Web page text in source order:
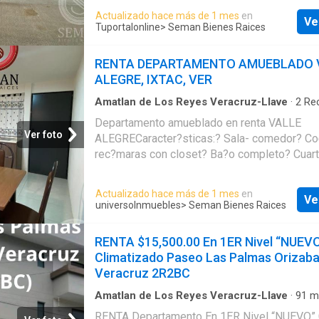
principal? Primer nivel Amenidades
electrico al entrar a la privada ? Cancha de
Palapa de eventos ? ?rea de juegos
fraccionamiento.A cinco minutos de
mascotas.Publicado por Seman Bienes
Inmomap en TuPortalOnline
Actualizado hace más de 1 mes en
Tuportalonline> Seman Bienes Raices
Ver foto
RENTA DEPARTAMENTO AMUEBLADO
ALEGRE, IXTAC, VER
Amatlan de Los Reyes Veracruz-Llave · 2
Departamento amueblado en renta VALLE
ALEGRECaracter?sticas:? Sala- comedor?
rec?maras con closet? Ba?o completo?
principal? Primer nivel Amenidades
electrico al entrar a la privada ? Cancha de
Palapa de eventos ? ?rea de juegos
mensualesAcceso por la nueva entrada al
fraccionamiento.A cinco minutos de
mascotas.Publicado por Seman Bienes
universoinmuebles
Actualizado hace más de 1 mes en
universoInmuebles> Seman Bienes Raices
RENTA $15,500.00 En 1ER Nivel
Climatizado Paseo Las Palmas Orizaba
Veracruz 2R2BC
Amatlan de Los Reyes Veracruz-Llave · 91
RENTA Departamento En 1ER Nivel